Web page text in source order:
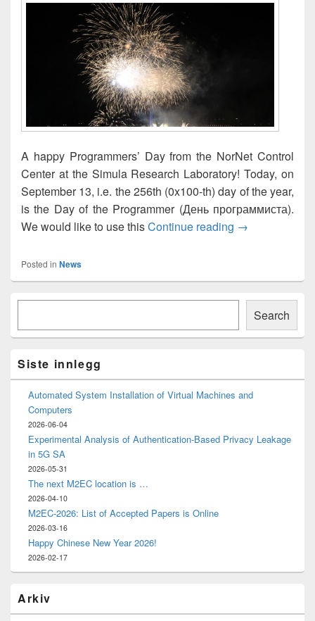
A happy Programmers’ Day from the NorNet Control
Center at the Simula Research Laboratory! Today, on
September 13, i.e. the 256th (0x100-th) day of the year,
is the Day of the Programmer (День программиста).
We would like to use thisContinue reading Happy
→
Posted in News
Primary
Area
Search
Siste innlegg
Automated System Installation of Virtual Machines and
Computers
2026-06-04
Experimental Analysis of Authentication-Based Privacy Leakage
in 5G SA
2026-05-31
The next M2EC location is …
2026-04-10
M2EC-2026: List of Accepted Papers is Online
2026-03-16
Happy Chinese New Year 2026!
2026-02-17
Arkiv